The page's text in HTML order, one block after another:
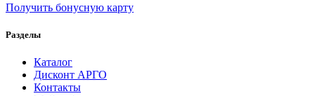
Получить бонусную карту
Разделы
Каталог
Дисконт АРГО
Контакты